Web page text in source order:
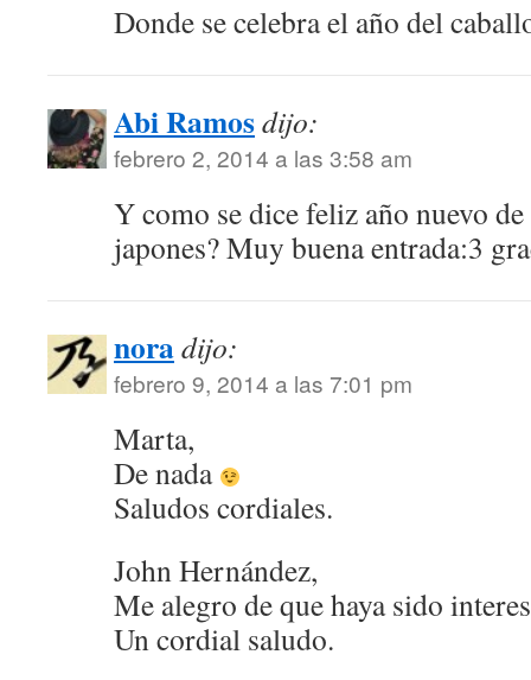
Donde se celebra el año del
Abi Ramosdijo:
febrero 2, 2014 a las 3:58 am
Y como se dice feliz año nuevo
japones? Muy buena entrada:3
noradijo:
febrero 9, 2014 a las 7:01 pm
Marta,
De nada
Saludos cordiales.
John Hernández,
Me alegro de que haya sido
Un cordial saludo.